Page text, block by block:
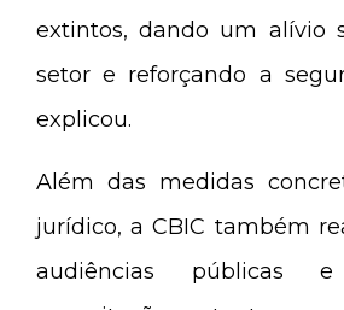
extintos, dando um alívio
setor e reforçando a
explicou.
Além das medidas
jurídico, a CBIC também
audiências públicas